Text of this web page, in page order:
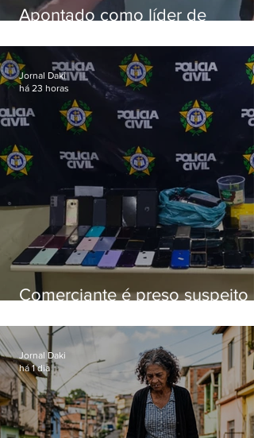
Apontado como líder de
aposentados é preso
Comerciante é preso suspeito
loja
Jornal Daki
há 23 horas
Jornal Daki
há 1 dia